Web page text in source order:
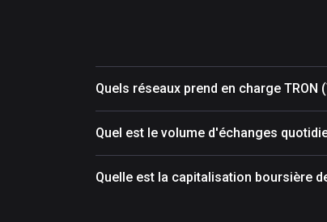
Quels réseaux prend en charge TRON
Quel est le volume d'échanges
Quelle est la capitalisation boursière